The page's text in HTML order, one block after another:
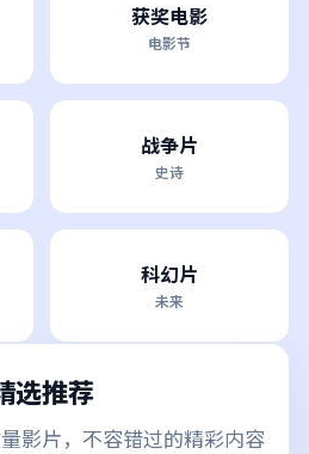
获奖电影
电影节
战争片
史诗
科幻片
未来
选推荐
影片，不容错过的精彩内容